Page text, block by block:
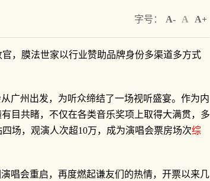
字号： A- A A+
，膜法世家以行业赞助品牌身份多渠道多方式
广州出发，为听众缔结了一场视听盛宴。作为内
目共睹，不仅在各类音乐奖项上取得大满贯，多
场，观演人次超10万，成为演唱会票房场次综
唱会重启，再度燃起谦友们的热情，开票以来几